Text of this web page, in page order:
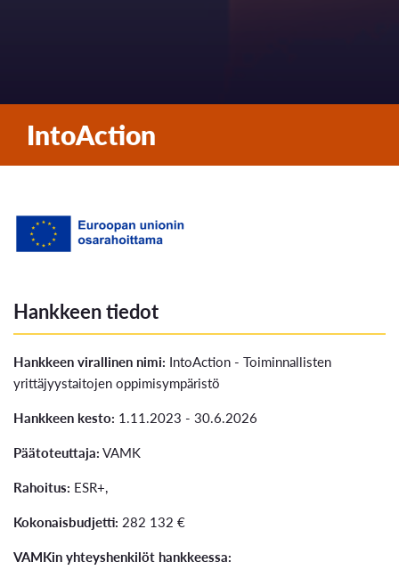
IntoAction
Hankkeen tiedot
Hankkeen virallinen nimi: IntoAction - Toiminnallisten
yrittäjyystaitojen oppimisympäristö
Hankkeen kesto: 1.11.2023 - 30.6.2026
Päätoteuttaja:VAMK
Rahoitus: ESR+,
Kokonaisbudjetti: 282 132 €
VAMKin yhteyshenkilöt hankkeessa: